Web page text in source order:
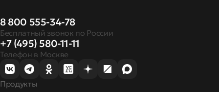
8 800 555-34-78
Бесплатный звонок по России
+7 (495) 580-11-11
Телефон в Москве
Продукты